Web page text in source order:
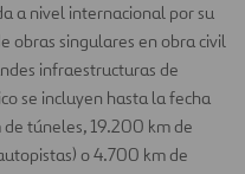
a nivel internacional por su
obras singulares en obra civil
infraestructuras de
se incluyen hasta la fecha
túneles, 19.200 km de
o 4.700 km de